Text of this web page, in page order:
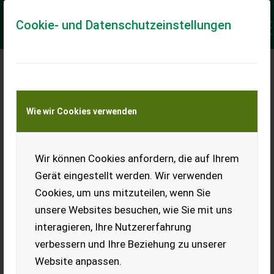
Cookie- und Datenschutzeinstellungen
Wie wir Cookies verwenden
Wir können Cookies anfordern, die auf Ihrem
Gerät eingestellt werden. Wir verwenden
Cookies, um uns mitzuteilen, wenn Sie
unsere Websites besuchen, wie Sie mit uns
interagieren, Ihre Nutzererfahrung
verbessern und Ihre Beziehung zu unserer
Website anpassen.
Meine Transportkostenanfrage
Transport von Land- und Baumaschinen –
KEINE Tiertransporte
Ladeort
Ort